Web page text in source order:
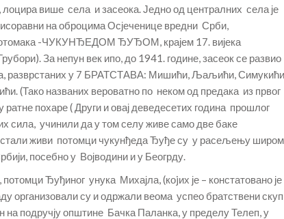
више села и засеока. Једно од централних села је
на оброцима Осјеченице вредни Срби,
потомака -ЧУКУНЂЕДОМ ЂУЂОМ, крајем 17. вијека
За непун век ипо, до 1941. године, засеок се развио
разврстаних у 7 БРАТСТАВА: Мишићи, Љаљићи,
(Тако названих вероватно по неком од предака из првог
похаре ( Други и овај деведесетих година прошлог
сила, учинили да у том селу живе само две баке
живи потомци чукунђеда Ђуђе су у расељењу широм
посебно у Војводини и у Беогрду.
Ђуђиног унука Михајла, (коjих је – констатовано је
организовали су и одржали веома успео братствени скуп
на подручју општине Бачка Паланка, у пределу Телеп, у